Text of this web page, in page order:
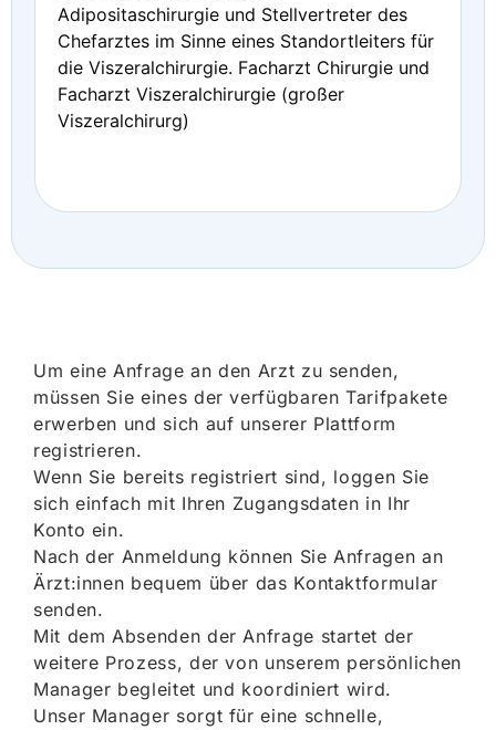
Adipositaschirurgie und Stellvertreter des
Chefarztes im Sinne eines Standortleiters für
die Viszeralchirurgie. Facharzt Chirurgie und
Facharzt Viszeralchirurgie (großer
Viszeralchirurg)
Um eine Anfrage an den Arzt zu senden,
müssen Sie eines der verfügbaren Tarifpakete
erwerben und sich auf unserer Plattform
registrieren.
Wenn Sie bereits registriert sind, loggen Sie
sich einfach mit Ihren Zugangsdaten in Ihr
Konto ein.
Nach der Anmeldung können Sie Anfragen an
Ärzt:innen bequem über das Kontaktformular
senden.
Mit dem Absenden der Anfrage startet der
weitere Prozess, der von unserem persönlichen
Manager begleitet und koordiniert wird.
Unser Manager sorgt für eine schnelle,